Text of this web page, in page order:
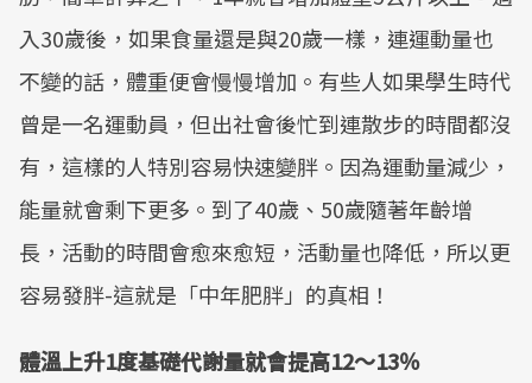
入30歲後，如果食量還是與20歲一樣，連運動量也
不變的話，體重便會慢慢增加。有些人如果學生時代
曾是一名運動員，但出社會後忙到連散步的時間都沒
有，這樣的人特別容易快速變胖。因為運動量減少，
能量就會剩下更多。到了40歲、50歲隨著年齡增
長，活動的時間會愈來愈短，活動量也降低，所以更
容易發胖-這就是「中年肥胖」的真相！
體溫上升1度基礎代謝量就會提高12～13％